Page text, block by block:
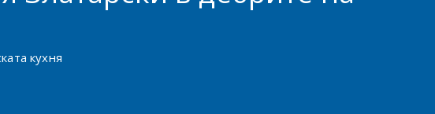
кухня